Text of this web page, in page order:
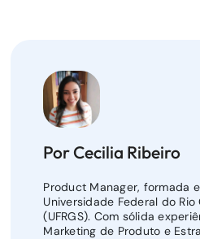
Por Cecilia Ribeiro
Product Manager, formada
Universidade Federal do Rio
(UFRGS). Com sólida
Marketing de Produto e